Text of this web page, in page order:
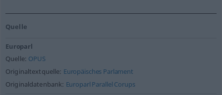
Quelle
Europarl
Quelle: OPUS
Originaltextquelle: Europäisches Parlament
Originaldatenbank: Europarl Parallel Corups